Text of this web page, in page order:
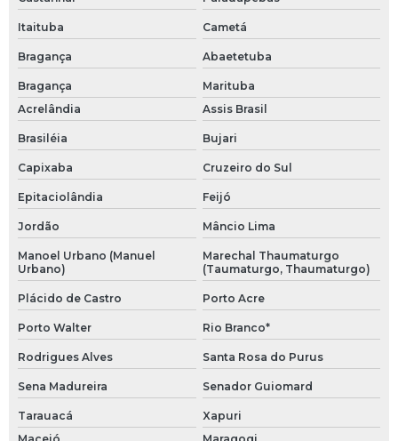
Itaituba Cametá
Bragança Abaetetuba
Bragança
Marituba
Acrelândia
Assis Brasil
Brasiléia Bujari
Capixaba Cruzeiro do Sul
Epitaciolândia Feijó
Jordão Mâncio Lima
Manoel Urbano (Manuel
Urbano)
Marechal Thaumaturgo
(Taumaturgo, Thaumaturgo)
Plácido de Castro Porto Acre
Porto Walter Rio Branco*
Rodrigues Alves Santa Rosa do Purus
Sena Madureira Senador Guiomard
Tarauacá
Xapuri